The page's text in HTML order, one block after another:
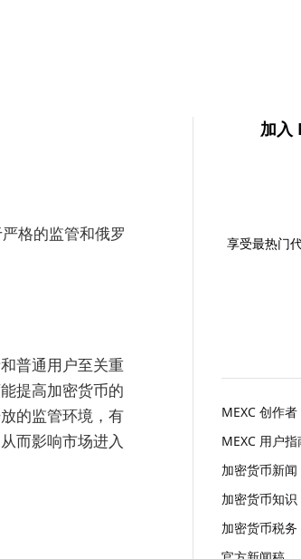
格的监管和俄罗
普通用户至关重
提高加密货币的
的监管环境，有
而影响市场进入
加入
享受最热门
MEXC 创作者
MEXC 用户指
加密货币新闻
加密货币知识
加密货币税务